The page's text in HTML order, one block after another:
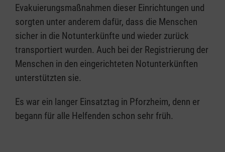
Evakuierungsmaßnahmen dieser Einrichtungen und
sorgten unter anderem dafür, dass die Menschen
sicher in die Notunterkünfte und wieder zurück
transportiert wurden. Auch bei der Registrierung der
Menschen in den eingerichteten Notunterkünften
unterstützten sie.
Es war ein langer Einsatztag in Pforzheim, denn er
begann für alle Helfenden schon sehr früh.